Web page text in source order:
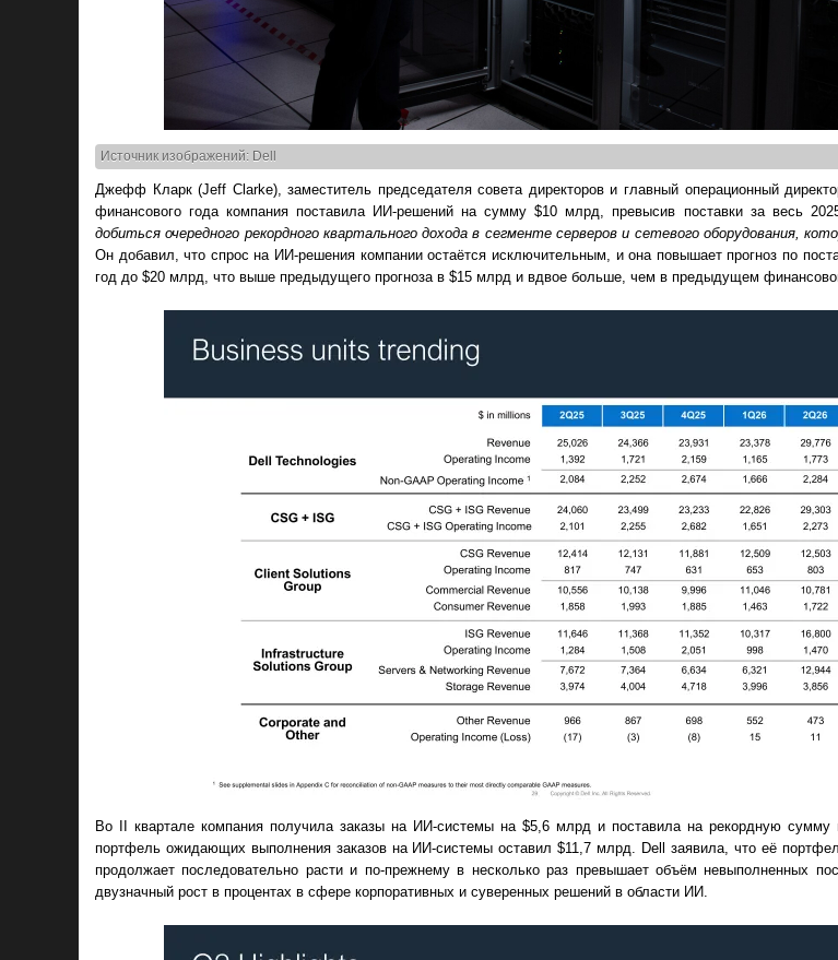
Источник изображений: Dell
Джефф Кларк (Jeff Clarke), заместитель председателя совета директоров и главный операционный
финансового года компания поставила ИИ-решений на сумму $10 млрд, превысив поставки за весь
добиться очередного рекордного квартального дохода в сегменте серверов и сетевого оборудования,
Он добавил, что спрос на ИИ-решения компании остаётся исключительным, и она повышает прогноз по
год до $20 млрд, что выше предыдущего прогноза в $15 млрд и вдвое больше, чем в предыдущем
Во II квартале компания получила заказы на ИИ-системы на $5,6 млрд и поставила на рекордную
портфель ожидающих выполнения заказов на ИИ-системы оставил $11,7 млрд. Dell заявила, что её
продолжает последовательно расти и по-прежнему в несколько раз превышает объём невыполненных
двузначный рост в процентах в сфере корпоративных и суверенных решений в области ИИ.